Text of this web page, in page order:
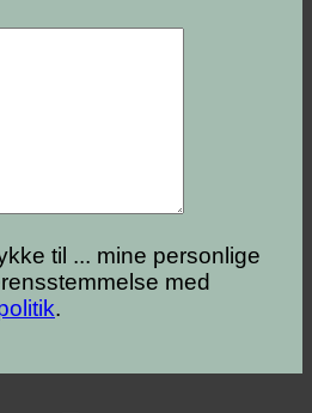
til ... mine personlige
med
.